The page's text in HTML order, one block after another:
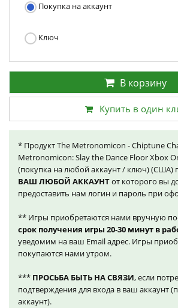
Покупка на аккаунт
Ключ
В корзину
Купить в один
* Продукт The Metronomicon - Chiptune
Metronomicon: Slay the Dance Floor Xbox
(покупка на любой аккаунт / ключ) (США)
ВАШ ЛЮБОЙ АККАУНТот которого вы
предоставить нам логин и пароль при
** Игры приобретаются нами вручную
срок получения игры 20-30 минут в
уведомим на ваш Email адрес. Игры
покупаются нами утром.
*** ПРОСЬБА БЫТЬ НА СВЯЗИ, если
подтверждения для входа в ваш аккаунт
аккаунт).